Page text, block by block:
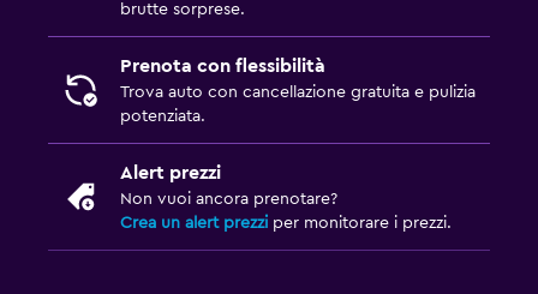
brutte sorprese.
Prenota con flessibilità
Trova auto con cancellazione gratuita e pulizia
potenziata.
Alert prezzi
Non vuoi ancora prenotare?
Crea un alert prezzi per monitorare i prezzi.